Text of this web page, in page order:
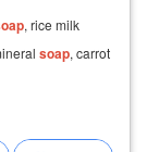
, rice milk
soap, carrot